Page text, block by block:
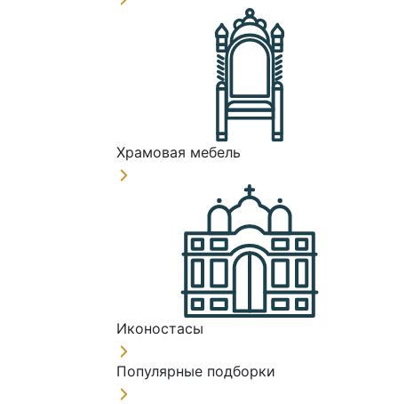
Храмовая мебель
Иконостасы
Популярные подборки